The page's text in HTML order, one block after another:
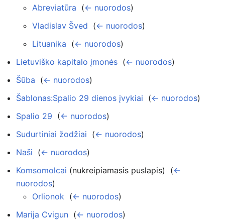
Abreviatūra (← nuorodos)
Vladislav Šved (← nuorodos)
Lituanika (← nuorodos)
Lietuviško kapitalo įmonės (← nuorodos)
Šūba (← nuorodos)
Šablonas:Spalio 29 dienos įvykiai (← nuorodos)
Spalio 29 (← nuorodos)
Sudurtiniai žodžiai (← nuorodos)
Naši (← nuorodos)
Komsomolcai (nukreipiamasis puslapis) ‎ (←
nuorodos)
Orlionok (← nuorodos)
Marija Cvigun (← nuorodos)